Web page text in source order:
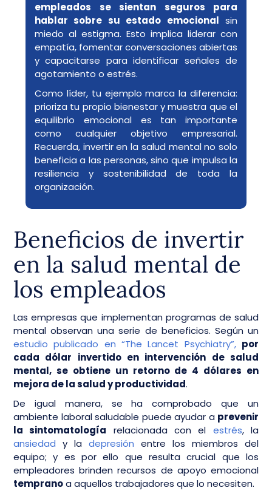
empleados se sientan seguros para
hablar sobre su estado emocional sin
miedo al estigma. Esto implica liderar con
empatía, fomentar conversaciones abiertas
y capacitarse para identificar señales de
agotamiento o estrés.
Como líder, tu ejemplo marca la diferencia:
prioriza tu propio bienestar y muestra que el
equilibrio emocional es tan importante
como cualquier objetivo empresarial.
Recuerda, invertir en la salud mental no solo
beneficia a las personas, sino que impulsa la
resiliencia y sostenibilidad de toda la
organización.
Beneficios de invertir
en la salud mental de
los empleados
Las empresas que implementan programas de salud
mental observan una serie de beneficios. Según un
estudio publicado en “The Lancet Psychiatry”, por
cada dólar invertido en intervención de salud
mental, se obtiene un retorno de 4 dólares en
mejora de la salud y productividad.
De igual manera, se ha comprobado que un
ambiente laboral saludable puede ayudar a prevenir
la sintomatología relacionada con el estrés, la
ansiedad y la depresión entre los miembros del
equipo; y es por ello que resulta crucial que los
empleadores brinden recursos de apoyo emocional
tempranoa aquellos trabajadores que lo necesiten.